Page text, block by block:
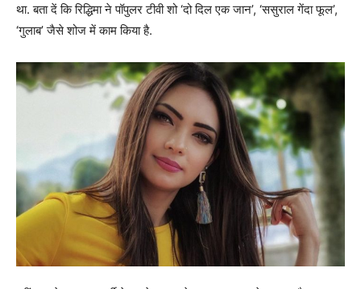
था. बता दें कि रिद्धिमा ने पॉपुलर टीवी शो ‘दो दिल एक जान’, ‘ससुराल गेंदा फूल’,
‘गुलाब’ जैसे शोज में काम किया है.